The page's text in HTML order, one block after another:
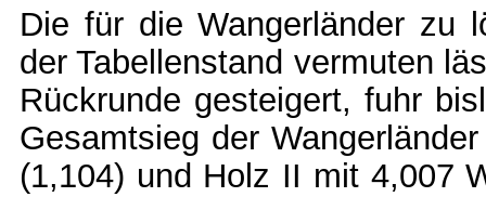
Die für die Wangerländer zu
der Tabellenstand vermuten
Rückrunde gesteigert, fuhr
Gesamtsieg der
(1,104) und Holz II mit 4,007